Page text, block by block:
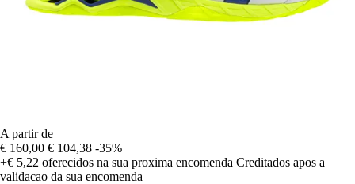
A partir de
€ 160,00 € 104,38 -35%
+€ 5,22 oferecidos na sua proxima encomenda Creditados apos a
validacao da sua encomenda